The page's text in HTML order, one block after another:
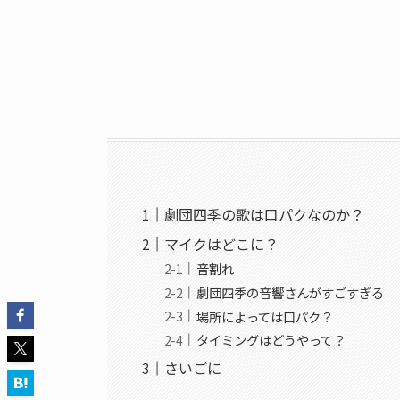
劇団四季の歌は口パクなのか？
マイクはどこに？
音割れ
劇団四季の音響さんがすごすぎる
場所によっては口パク？
タイミングはどうやって？
さいごに